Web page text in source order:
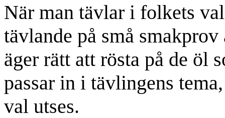
När man tävlar i folkets
tävlande på små
äger rätt att rösta på de öl
passar in i tävlingens
val utses.